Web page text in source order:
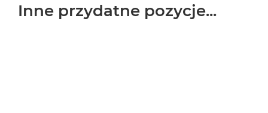
Inne przydatne pozycje...